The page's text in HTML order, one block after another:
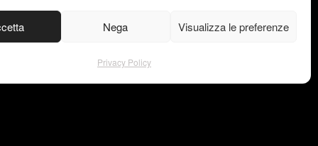
Nega Visualizza le preferenze
Privacy Policy